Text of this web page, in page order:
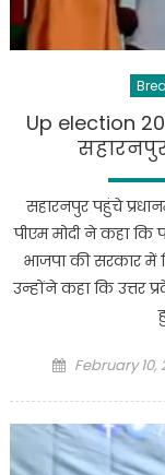
Up election
सहारनपुर पहुंचे
पीएम मोदी ने कहा कि
भाजपा की सरकार में
उन्होंने कहा कि उत्तर
Posted
February 10,